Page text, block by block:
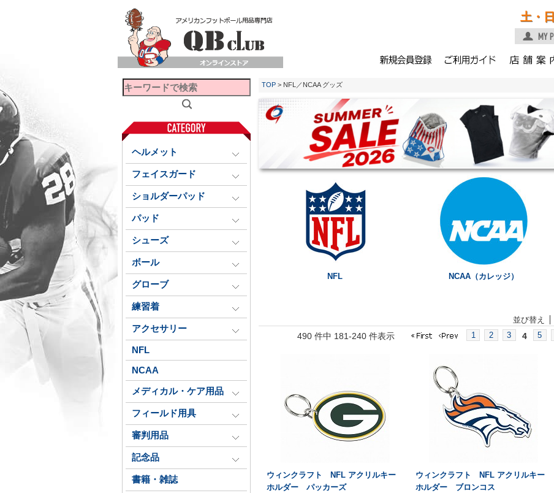
土・
ヘルメット
フェイスガード
ショルダーパッド
パッド
シューズ
ボール
グローブ
練習着
アクセサリー
NFL
NCAA
メディカル・ケア用品
フィールド用具
審判用品
記念品
書籍・雑誌
TOP > NFL／NCAA グッズ
NFL NCAA（カレッジ）
並び替え
490 件中 181-240 件表示 1 2 3 4 5
ウィンクラフト NFL アクリルキー
ホルダー パッカーズ
ウィンクラフト NFL アクリルキー
ホルダー ブロンコス